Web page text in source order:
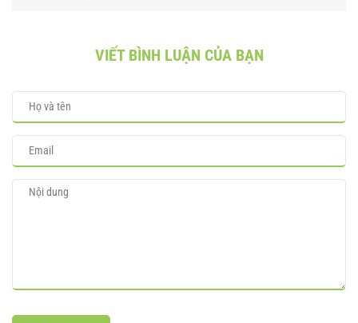
VIẾT BÌNH LUẬN CỦA BẠN